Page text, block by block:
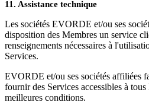
11. Assistance technique
Les sociétés EVORDE et/ou ses
disposition des Membres un service
renseignements nécessaires à
Services.
EVORDE et/ou ses sociétés affiliées
fournir des Services accessibles à
meilleures conditions.